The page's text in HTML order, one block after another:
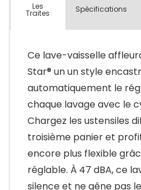
Les
Traites Spécifications
Ce lave-vaisselle
Star® un un style
automatiquement le
chaque lavage avec le
Chargez les ustensiles
troisième panier et
encore plus flexible
réglable. À 47 dBA, ce
silence et ne gêne pas